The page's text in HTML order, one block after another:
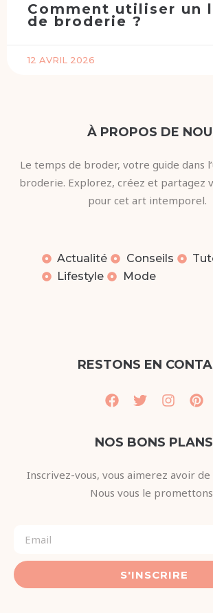
Comment utiliser un
de broderie ?
12 AVRIL 2026
À PROPOS DE
Le temps de broder, votre guide dans
broderie. Explorez, créez et partagez
pour cet art intemporel.
Actualité Conseils
Lifestyle
Mode
RESTONS EN
NOS BONS PLANS
Inscrivez-vous, vous aimerez avoir de
Nous vous le
S'INSCRIRE